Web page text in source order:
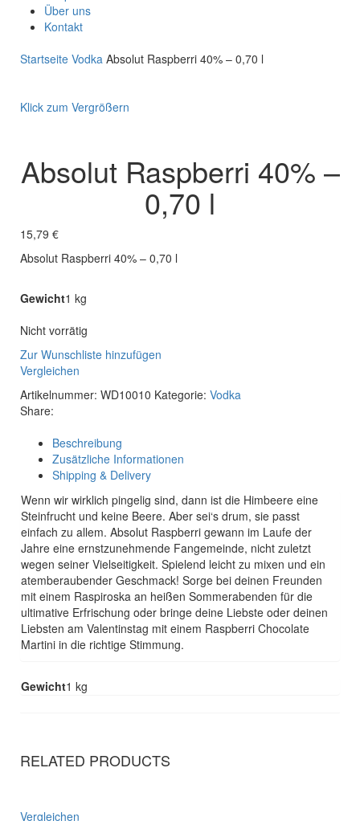
Über uns
Kontakt
Startseite Vodka Absolut Raspberri 40% – 0,70 l
Klick zum Vergrößern
Absolut Raspberri 40% –
0,70 l
15,79 €
Absolut Raspberri 40% – 0,70 l
Gewicht1 kg
Nicht vorrätig
Zur Wunschliste hinzufügen
Vergleichen
Artikelnummer: WD10010 Kategorie: Vodka
Share:
Beschreibung
Zusätzliche Informationen
Shipping & Delivery
Wenn wir wirklich pingelig sind, dann ist die Himbeere eine
Steinfrucht und keine Beere. Aber sei‘s drum, sie passt
einfach zu allem. Absolut Raspberri gewann im Laufe der
Jahre eine ernstzunehmende Fangemeinde, nicht zuletzt
wegen seiner Vielseitigkeit. Spielend leicht zu mixen und ein
atemberaubender Geschmack! Sorge bei deinen Freunden
mit einem Raspiroska an heißen Sommerabenden für die
ultimative Erfrischung oder bringe deine Liebste oder deinen
Liebsten am Valentinstag mit einem Raspberri Chocolate
Martini in die richtige Stimmung.
Gewicht1 kg
RELATED PRODUCTS
Vergleichen